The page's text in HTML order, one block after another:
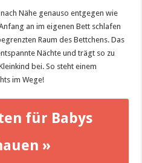
Nähe genauso entgegen wie
an im eigenen Bett schlafen
Raum des Bettchens. Das
Nächte und trägt so zu
bei. So steht einem
im Wege!
für Babys
»